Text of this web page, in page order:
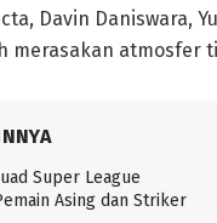
Davin Daniswara,
merasakan atmosfer
Super League
Asing dan Striker